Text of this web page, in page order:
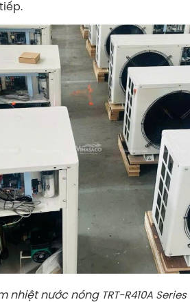
nhiệt nước nóng TRT-R410A